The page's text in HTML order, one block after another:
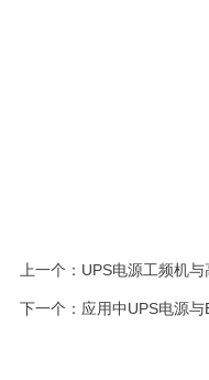
上一个： UPS电源工频机
下一个： 应用中UPS电源与